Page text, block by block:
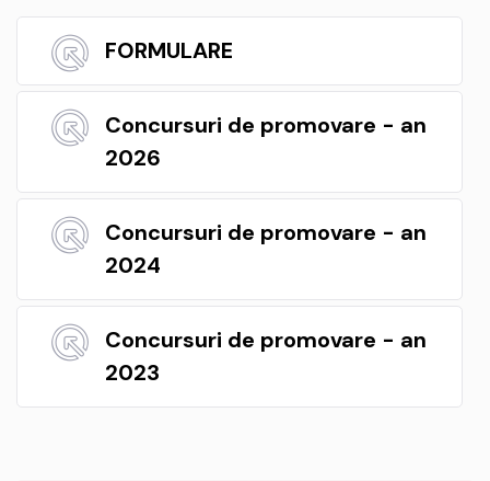
FORMULARE
Concursuri de promovare - an
2026
Concursuri de promovare - an
2024
Concursuri de promovare - an
2023